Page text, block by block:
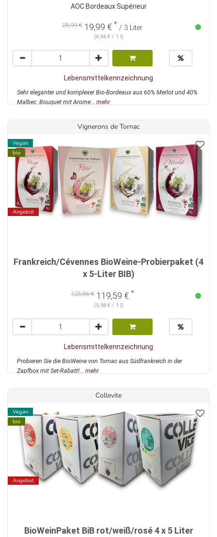
AOC Bordeaux Supérieur
25,99 € 19,99 € * / 3 Liter
(6,66 € / 1 l)
Lebensmittelkennzeichnung
Sehr eleganter und komplexer Bio-Bordeaux aus 60% Merlot und 40%
Malbec. Bouquet mit Arome... mehr
Vignerons de Tornac
Vegan
bio
Angebot
Frankreich/Cévennes BioWeine-Probierpaket (4
x 5-Liter BIB)
125,86 €119,59 € *
(5,98 € / 1 l)
Lebensmittelkennzeichnung
Probieren Sie die BioWeine von Tornac aus Südfrankreich in der
Zapfbox mit Set-Rabatt!... mehr
Collevite
Vegan
bio
Angebot
BioWeinPaket BiB rot/weiß/rosé 4 x 5 Liter